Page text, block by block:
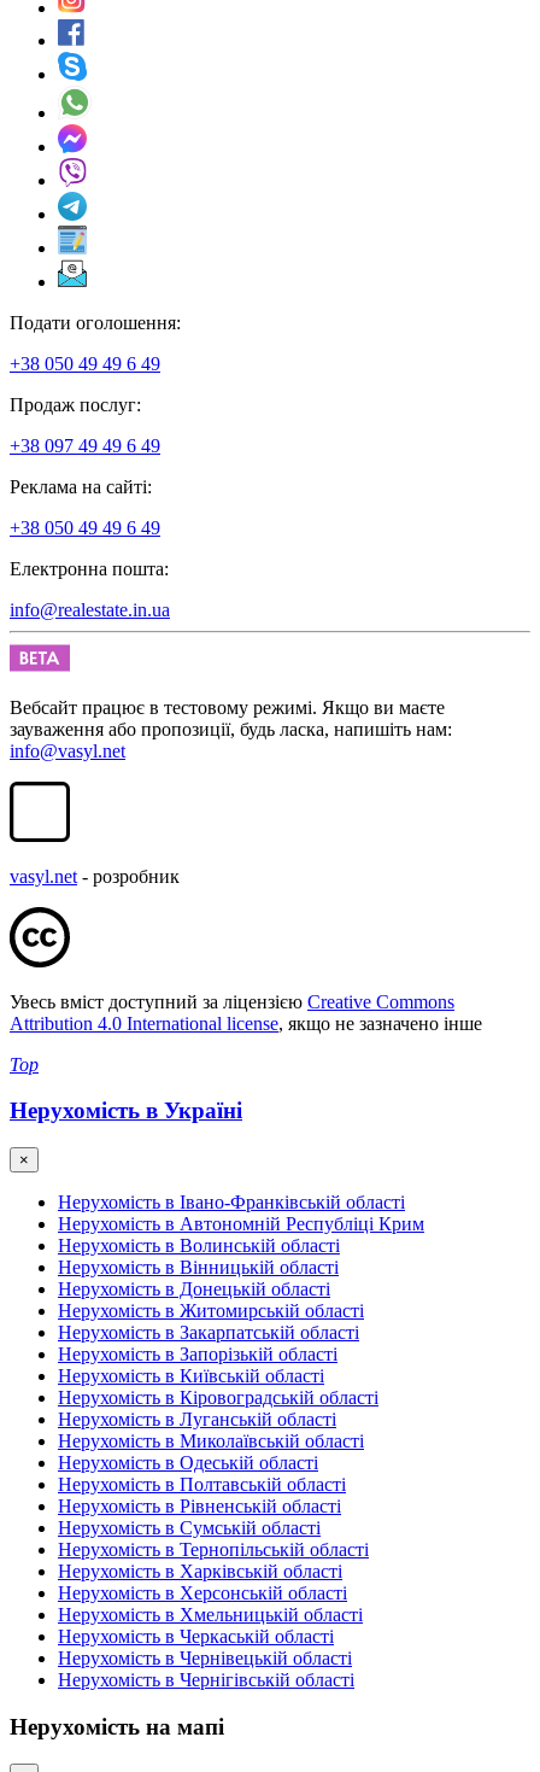
Подати оголошення:
+38 050 49 49 6 49
Продаж послуг:
+38 097 49 49 6 49
Реклама на сайті:
+38 050 49 49 6 49
Електронна пошта:
info@realestate.in.ua
Вебсайт працює в тестовому режимі. Якщо ви маєте
зауваження або пропозиції, будь ласка, напишіть нам:
info@vasyl.net
vasyl.net - розробник
Увесь вміст доступний за ліцензією Creative Commons
Attribution 4.0 International license, якщо не зазначено інше
Top
Нерухомість в Україні
×
Нерухомість в Івано-Франківській області
Нерухомість в Автономній Республіці Крим
Нерухомість в Волинській області
Нерухомість в Вінницькій області
Нерухомість в Донецькій області
Нерухомість в Житомирській області
Нерухомість в Закарпатській області
Нерухомість в Запорізькій області
Нерухомість в Київській області
Нерухомість в Кіровоградській області
Нерухомість в Луганській області
Нерухомість в Миколаївській області
Нерухомість в Одеській області
Нерухомість в Полтавській області
Нерухомість в Рівненській області
Нерухомість в Сумській області
Нерухомість в Тернопільській області
Нерухомість в Харківській області
Нерухомість в Херсонській області
Нерухомість в Хмельницькій області
Нерухомість в Черкаській області
Нерухомість в Чернівецькій області
Нерухомість в Чернігівській області
Нерухомість на мапі